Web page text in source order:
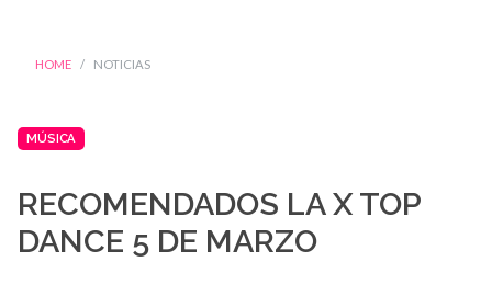
HOME NOTICIAS
MÚSICA
RECOMENDADOS LA X TOP
DANCE 5 DE MARZO